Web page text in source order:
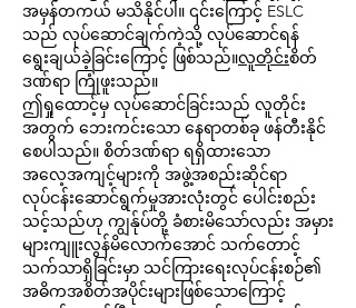
အမှန်တကယ် မသိနိုင်ပါ။ ၎င်းကြောင့် ESLC
သည် လုပ်ဆောင်ချက်ကဲ့သို့ လုပ်ဆောင်ရန်
ရွေးချယ်ခဲ့ခြင်းကြောင့် ဖြစ်သည်။လူတိုင်းစိတ်
ဒဏ်ရာ ကြုံဖူးသည်။
ဤရှုထောင့်မှ လုပ်ဆောင်ခြင်းသည် လူတိုင်း
အတွက် ဘေးကင်းသော နေရာတစ်ခု ဖန်တီးနိုင်
စေပါသည်။ စိတ်ဒဏ်ရာ ရရှိထားသော
အလေ့အကျင့်များကို အဖွဲ့အစည်းဆိုင်ရာ
လုပ်ငန်းဆောင်ရွက်မှုအားလုံးတွင် ပေါင်းစည်း
သင့်သည်ဟု ကျွန်ုပ်တို့ ခံစားမိသော်လည်း အမှား
များကျူးလွန်မိလောက်အောင် သက်တောင့်
သက်သာရှိခြင်းမှာ သင်ကြားရေးလုပ်ငန်းစဉ်၏
အဓိကအစိတ်အပိုင်းများဖြစ်သောကြောင့်